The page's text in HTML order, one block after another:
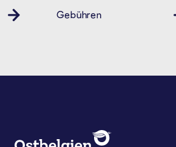
Gebühren
DATENSCHUTZ,